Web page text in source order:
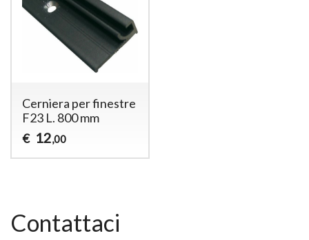
Cerniera per finestre
F23 L. 800 mm
€ 12,00
Contattaci